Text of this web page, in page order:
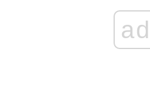
ad